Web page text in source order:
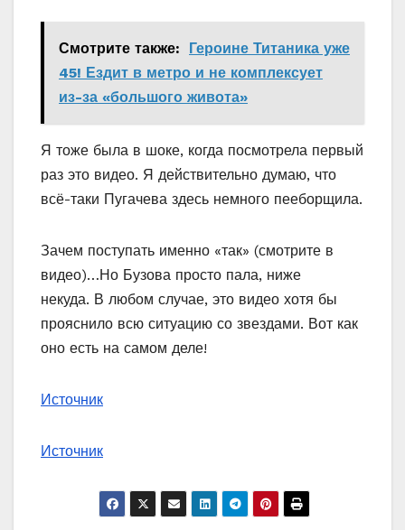
Смотрите также:
Героине Титаника уже
45! Ездит в метро и не комплексует
из-за «большого живота»
Я тоже была в шоке, когда посмотрела первый
раз это видео. Я действительно думаю, что
всё-таки Пугачева здесь немного пееборщила.
Зачем поступать именно «так» (смотрите в
видео)…Но Бузова просто пала, ниже
некуда. В любом случае, это видео хотя бы
прояснило всю ситуацию со звездами. Вот как
оно есть на самом деле!
Источник
Источник